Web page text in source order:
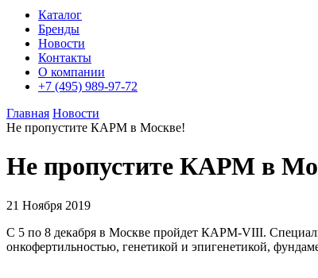
Каталог
Бренды
Новости
Контакты
О компании
+7 (495) 989-97-72
Главная Новости
Не пропустите КАРМ в Москве!
Не пропустите КАРМ в
21 Ноября 2019
С 5 по 8 декабря в Москве пройдет КАРМ-VIII.
онкофертильностью, генетикой и эпигенетикой,